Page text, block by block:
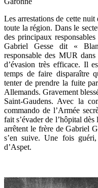
Les arrestations de cette
toute la région. Dans le
des principaux
Gabriel Gesse dit «
responsable des MUR
d’évasion très efficace. Il
temps de faire disparaître
tenter de prendre la fuite
Allemands. Gravement
Saint-Gaudens. Avec la
commando de l’Armée
fait s’évader de l’hôpital
arrêtent le frère de Gabriel
s’en suive. Une fois
d’Aspet.